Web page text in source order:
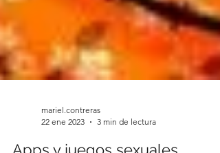
mariel.contreras